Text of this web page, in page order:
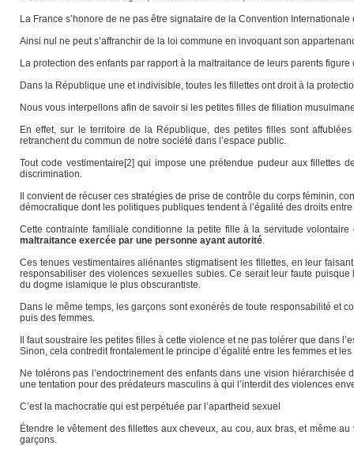
La France s’honore de ne pas être signataire de la Convention
Ainsi nul ne peut s’affranchir de la loi commune en invoquant son
La protection des enfants par rapport à la maltraitance de leurs parents
Dans la République une et indivisible, toutes les fillettes ont droit à la
Nous vous interpellons afin de savoir si les petites filles de filiation
En effet, sur le territoire de la République, des petites filles sont
retranchent du commun de notre société dans l’espace public.
Tout code vestimentaire[2] qui impose une prétendue pudeur aux fillettes
discrimination.
Il convient de récuser ces stratégies de prise de contrôle du corps féminin,
démocratique dont les politiques publiques tendent à l’égalité des droits
Cette contrainte familiale conditionne la petite fille à la servitude
maltraitance exercée par une personne ayant autorité.
Ces tenues vestimentaires aliénantes stigmatisent les fillettes, en leur
responsabiliser des violences sexuelles subies. Ce serait leur faute
du dogme islamique le plus obscurantiste.
Dans le même temps, les garçons sont exonérés de toute responsabilité et
puis des femmes.
Il faut soustraire les petites filles à cette violence et ne pas tolérer que dans
Sinon, cela contredit frontalement le principe d’égalité entre les femmes et les
Ne tolérons pas l’endoctrinement des enfants dans une vision
une tentation pour des prédateurs masculins à qui l’interdit des violences
C’est la machocratie qui est perpétuée par l’apartheid sexuel
Étendre le vêtement des fillettes aux cheveux, au cou, aux bras, et même
garçons.